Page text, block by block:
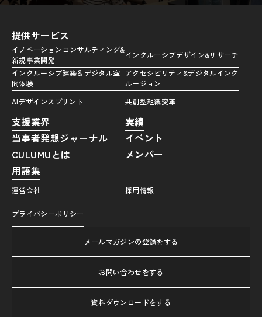
提供サービス
イノベーションコンサルティング&
新規事業開発
インクルーシブデザイン&リサーチ
インクルーシブ建築＆デジタル空
間体験
アクセシビリティ&デジタルインク
ルージョン
AIデザインスプリント
共創型組織変革
支援業界
実績
当事者発想ジャーナル
イベント
CULUMUとは
メンバー
用語集
運営会社 採用情報
プライバシーポリシー
メールマガジンの登録をする
お問い合わせをする
資料ダウンロードをする